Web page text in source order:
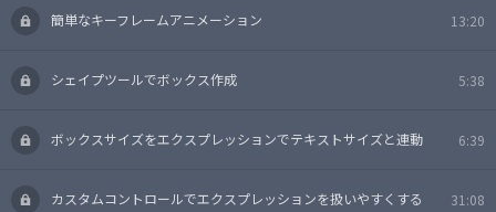
簡単なキーフレームアニメーション 13:20
シェイプツールでボックス作成 5:38
ボックスサイズをエクスプレッションでテキストサイズと連動 6:39
カスタムコントロールでエクスプレッションを扱いやすくする 31:08